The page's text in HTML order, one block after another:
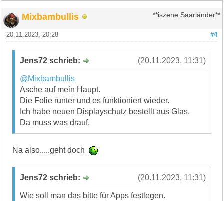
Mixbambullis **iszene Saarländer**
#4
20.11.2023, 20:28
(20.11.2023, 11:31)
Jens72 schrieb:
@Mixbambullis
Asche auf mein Haupt.
Die Folie runter und es funktioniert wieder.
Ich habe neuen Displayschutz bestellt aus Glas.
Da muss was drauf.
Na also.....geht doch
(20.11.2023, 11:31)
Jens72 schrieb:
Wie soll man das bitte für Apps festlegen.